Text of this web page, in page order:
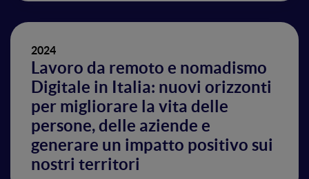
2024
Lavoro da remoto e nomadismo
Digitale in Italia: nuovi orizzonti
per migliorare la vita delle
persone, delle aziende e
generare un impatto positivo sui
nostri territori